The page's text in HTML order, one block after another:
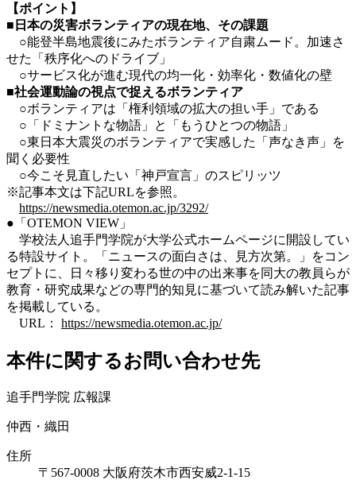
【ポイント】
■日本の災害ボランティアの現在地、その課題
○能登半島地震後にみたボランティア自粛ムード。加速さ
せた「秩序化へのドライブ」
○サービス化が進む現代の均一化・効率化・数値化の壁
■社会運動論の視点で捉えるボランティア
○ボランティアは「権利領域の拡大の担い手」である
○「ドミナントな物語」と「もうひとつの物語」
○東日本大震災のボランティアで実感した「声なき声」を
聞く必要性
○今こそ見直したい「神戸宣言」のスピリッツ
※記事本文は下記URLを参照。
https://newsmedia.otemon.ac.jp/3292/
●「OTEMON VIEW」
学校法人追手門学院が大学公式ホームページに開設してい
る特設サイト。「ニュースの面白さは、見方次第。」をコン
セプトに、日々移り変わる世の中の出来事を同大の教員らが
教育・研究成果などの専門的知見に基づいて読み解いた記事
を掲載している。
URL： https://newsmedia.otemon.ac.jp/
本件に関するお問い合わせ先
追手門学院 広報課
仲西・織田
住所
〒567-0008 大阪府茨木市西安威2-1-15